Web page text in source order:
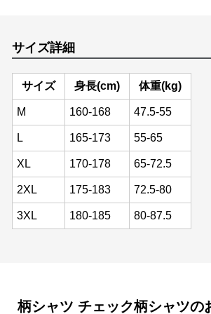
サイズ詳細
サイズ 身長(cm) 体重(kg)
M 160-168 47.5-55
L 165-173 55-65
XL 170-178 65-72.5
2XL 175-183 72.5-80
3XL 180-185 80-87.5
柄シャツ チェック柄シャツの